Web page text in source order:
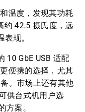
温度，发现其功耗
约 42.5 摄氏度，远
现。
10 GbE USB 适配
便携的选择，尤其
。市场上还有其他
供台式机用户选
方案。